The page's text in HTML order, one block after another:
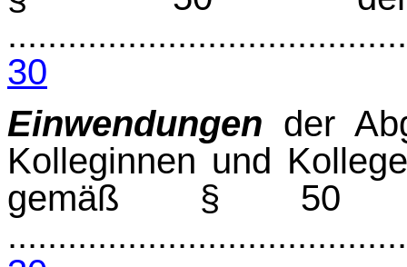
30
Einwendungen der
Kolleginnen und
gemäß § 50 der